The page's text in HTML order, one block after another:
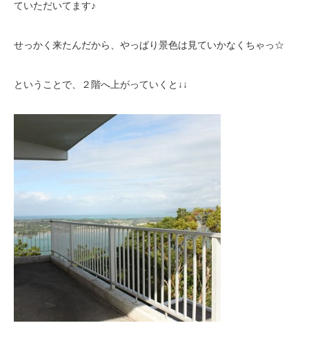
ていただいてます♪
せっかく来たんだから、やっぱり景色は見ていかなくちゃっ☆
ということで、２階へ上がっていくと↓↓